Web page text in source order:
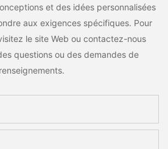
et des idées personnalisées
aux exigences spécifiques. Pour
le site Web ou contactez-nous
questions ou des demandes de
renseignements.